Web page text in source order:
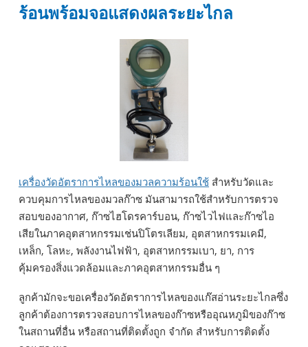
ร้อนพร้อมจอแสดงผลระยะไกล
เครื่องวัดอัตราการไหลของมวลความร้อนใช้ สำหรับวัดและ
ควบคุมการไหลของมวลก๊าซ มันสามารถใช้สำหรับการตรวจ
สอบของอากาศ, ก๊าซไฮโดรคาร์บอน, ก๊าซไวไฟและก๊าซไอ
เสียในภาคอุตสาหกรรมเช่นปิโตรเลียม, อุตสาหกรรมเคมี,
เหล็ก, โลหะ, พลังงานไฟฟ้า, อุตสาหกรรมเบา, ยา, การ
คุ้มครองสิ่งแวดล้อมและภาคอุตสาหกรรมอื่น ๆ
ลูกค้ามักจะขอเครื่องวัดอัตราการไหลของแก๊สอ่านระยะไกลซึ่ง
ลูกค้าต้องการตรวจสอบการไหลของก๊าซหรืออุณหภูมิของก๊าซ
ในสถานที่อื่น หรือสถานที่ติดตั้งถูก จำกัด สำหรับการติดตั้ง